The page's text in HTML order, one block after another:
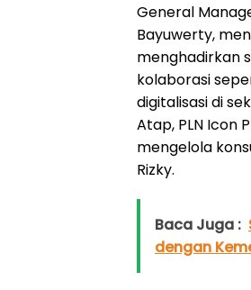
General
Bayuwerty,
menghadirkan
kolaborasi
digitalisasi di
Atap, PLN Icon
mengelola
Rizky.
Baca Juga :
dengan